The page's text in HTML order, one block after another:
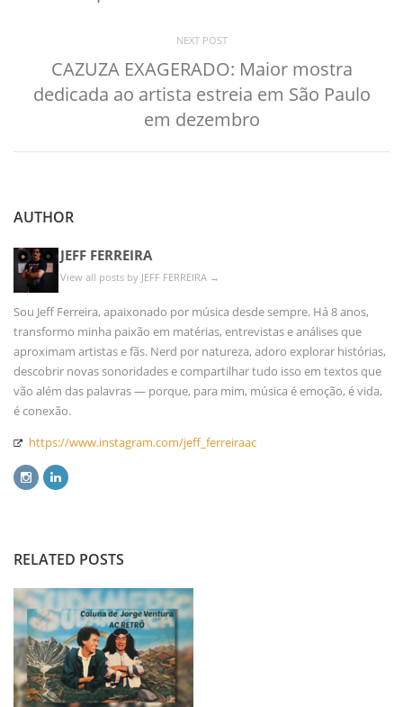
NEXT POST
CAZUZA EXAGERADO: Maior mostra
dedicada ao artista estreia em São Paulo
em dezembro
AUTHOR
JEFF FERREIRA
View all posts by JEFF FERREIRA →
Sou Jeff Ferreira, apaixonado por música desde sempre. Há 8 anos,
transformo minha paixão em matérias, entrevistas e análises que
aproximam artistas e fãs. Nerd por natureza, adoro explorar histórias,
descobrir novas sonoridades e compartilhar tudo isso em textos que
vão além das palavras — porque, para mim, música é emoção, é vida,
é conexão.
https://www.instagram.com/jeff_ferreiraac
RELATED POSTS